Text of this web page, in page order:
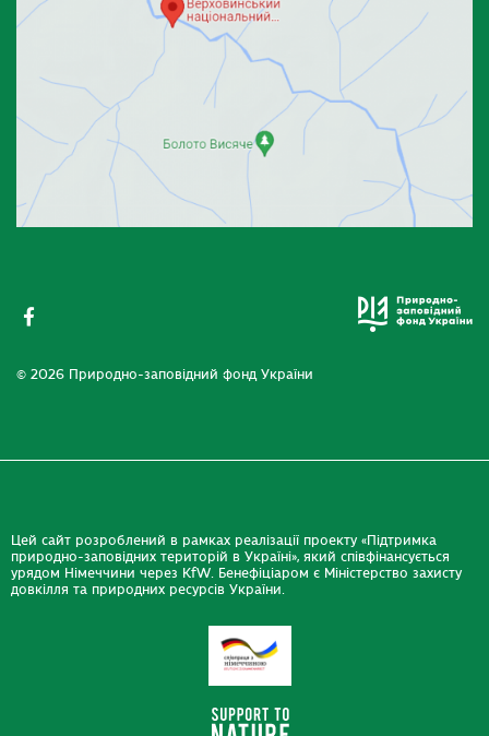
© 2026 Природно-заповідний фонд України
Цей сайт розроблений в рамках реалізації проекту «Підтримка
природно-заповідних територій в Україні», який співфінансується
урядом Німеччини через KfW. Бенефіціаром є Міністерство захисту
довкілля та природних ресурсів України.